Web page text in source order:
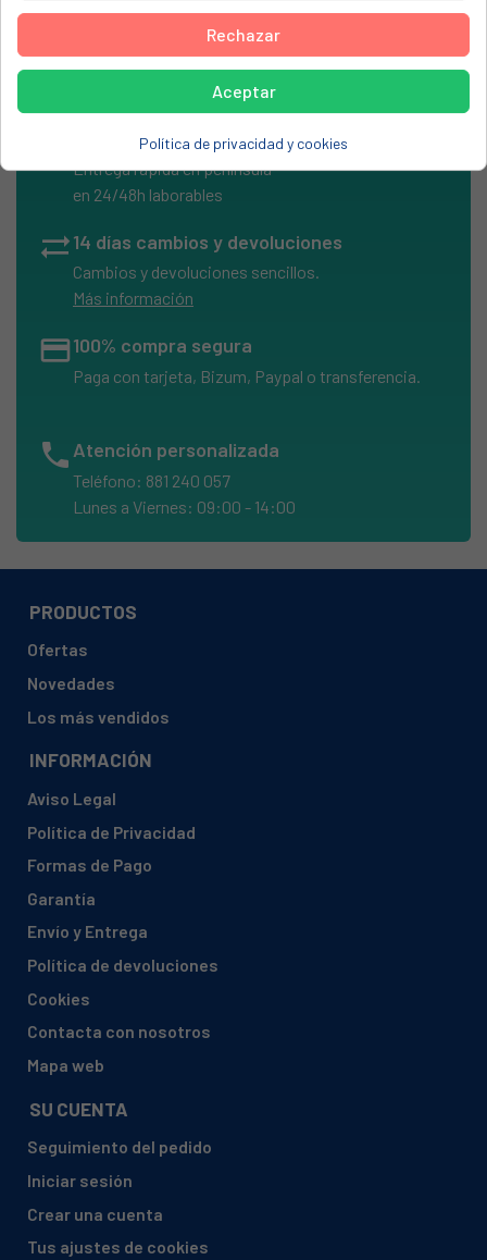
Medidas 38x385mm, BITENSION
Envíos Express
Entrega rápida en península
en 24/48h laborables
sync_alt14 días cambios y devoluciones
Cambios y devoluciones sencillos.
Más información
credit_card100% compra segura
Paga con tarjeta, Bizum, Paypal o transferencia.
phone Atención personalizada
Teléfono: 881 240 057
Lunes a Viernes: 09:00 - 14:00
PRODUCTOS
Ofertas
Novedades
Los más vendidos
INFORMACIÓN
Aviso Legal
Política de Privacidad
Formas de Pago
Garantía
Envío y Entrega
Política de devoluciones
Cookies
Contacta con nosotros
Mapa web
SU CUENTA
Seguimiento del pedido
Iniciar sesión
Crear una cuenta
Tus ajustes de cookies
Rechazar
Aceptar
Política de privacidad y cookies